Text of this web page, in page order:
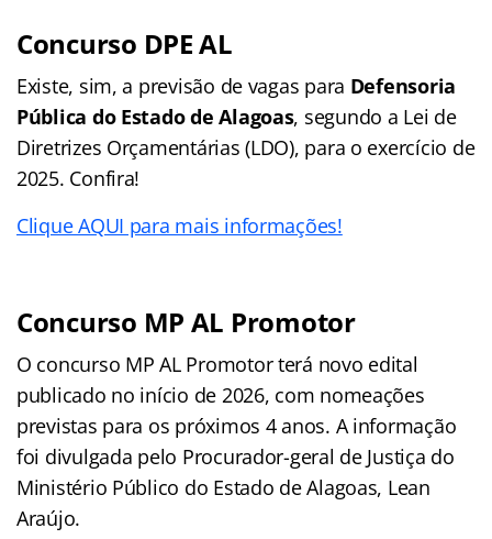
Concurso DPE AL
Existe, sim, a previsão de vagas para Defensoria
Pública do Estado de Alagoas, segundo a Lei de
Diretrizes Orçamentárias (LDO), para o exercício de
2025. Confira!
Clique AQUI para mais informações!
Concurso MP AL Promotor
O concurso MP AL Promotor terá novo edital
publicado no início de 2026, com nomeações
previstas para os próximos 4 anos. A informação
foi divulgada pelo Procurador-geral de Justiça do
Ministério Público do Estado de Alagoas, Lean
Araújo.